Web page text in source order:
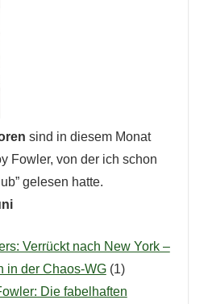
sind in diesem Monat
Fowler, von der ich schon
gelesen hatte.
Verrückt nach New York –
in der Chaos-WG(1)
Die fabelhaften